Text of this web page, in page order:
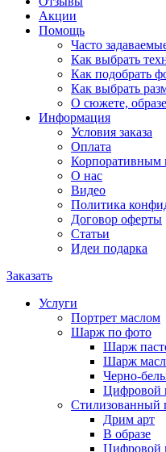
Акции
Помощь
Часто
Как выбрать
Как подобрать
Как выбрать
О сюжете,
Информация
Условия заказа
Оплата
Корпоративным
О нас
Видео
Политика
Договор оферты
Статьи
Идеи подарка
Заказать
Услуги
Портрет маслом
Шарж по фото
Шарж
Шарж
Черно-
Цифровой
Стилизованный
Дрим арт
В образе
Цифровой